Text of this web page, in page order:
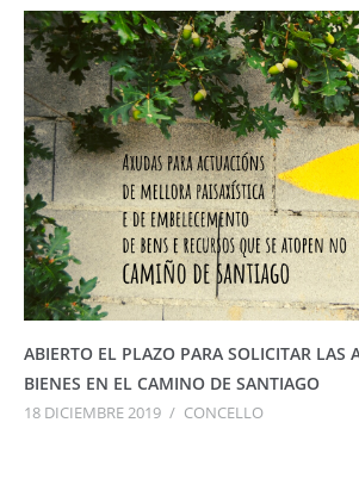
ABIERTO EL PLAZO PARA SOLICITAR LAS
BIENES EN EL CAMINO DE SANTIAGO
18 DICIEMBRE 2019 / CONCELLO